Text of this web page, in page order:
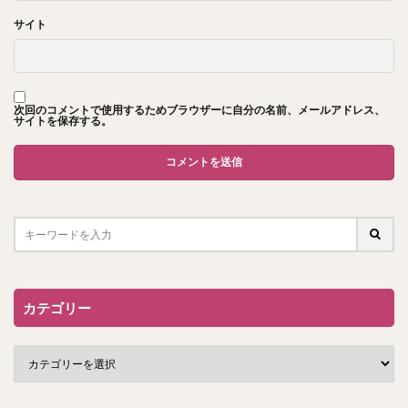
サイト
次回のコメントで使用するためブラウザーに自分の名前、メールアドレス、
サイトを保存する。
カテゴリー